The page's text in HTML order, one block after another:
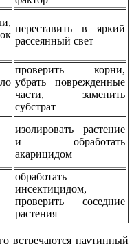
переставить в яркий
рассеянный свет
проверить корни,
убрать поврежденные
части, заменить
субстрат
изолировать растение
и обработать
акарицидом
обработать
инсектицидом,
проверить соседние
растения
встречаются паутинный